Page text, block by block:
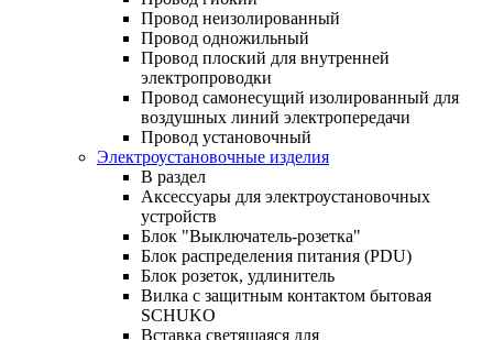
Провод неизолированный
Провод одножильный
Провод плоский для внутренней
электропроводки
Провод самонесущий изолированный для
воздушных линий электропередачи
Провод установочный
Электроустановочные изделия
В раздел
Аксессуары для электроустановочных
устройств
Блок "Выключатель-розетка"
Блок распределения питания (PDU)
Блок розеток, удлинитель
Вилка с защитным контактом бытовая
SCHUKO
Вставка светящаяся для